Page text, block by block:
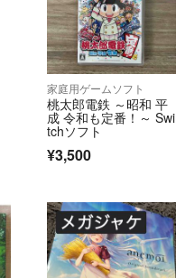
家庭用ゲームソフト
桃太郎電鉄 ～昭和 平
成 令和も定番！～ Swi
tchソフト
¥3,500